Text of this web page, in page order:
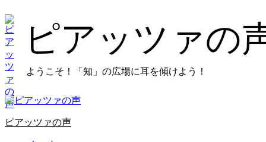
ン
テ
ン
ツ
に
ス
キ
ッ
プ
ピアッツァの
ようこそ！「知」の広場に耳を傾けよう！
プ
イ
ピアッツァの声